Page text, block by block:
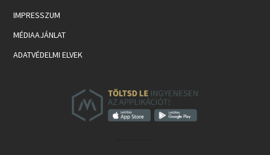
IMPRESSZUM
MÉDIAAJÁNLAT
ADATVÉDELMI ELVEK